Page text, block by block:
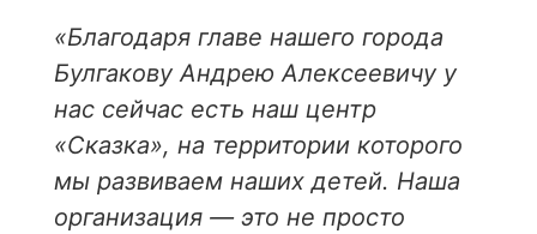
«Благодаря главе нашего города
Булгакову Андрею Алексеевичу у
нас сейчас есть наш центр
«Сказка», на территории которого
мы развиваем наших детей. Наша
организация — это не просто